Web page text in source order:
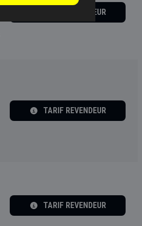
TARIF REVENDEUR
TARIF REVENDEUR
TARIF REVENDEUR